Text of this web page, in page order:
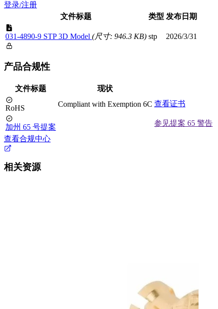
登录/注册
文件标题
类型 发布日期
031-4890-9 STP 3D Model (尺寸: 946.3 KB) stp 2026/3/31
产品合规性
文件标题 现状
RoHS Compliant with Exemption 6C 查看证书
加州 65 号提案
参见提案 65 警告
查看合规中心
相关资源